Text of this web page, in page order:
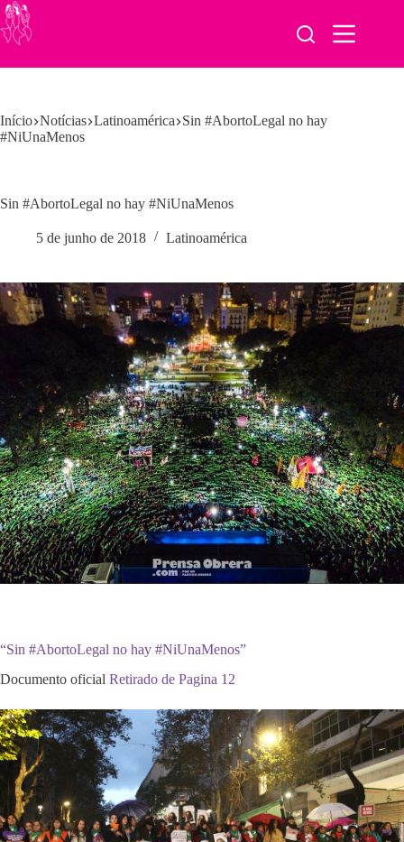
Pular
para
o
Início Notícias Latinoamérica Sin #AbortoLegal no hay
#NiUnaMenos
Sin #AbortoLegal no hay #NiUnaMenos
5 de junho de 2018 Latinoamérica
“Sin #AbortoLegal no hay #NiUnaMenos”
Documento oficial Retirado de Pagina 12